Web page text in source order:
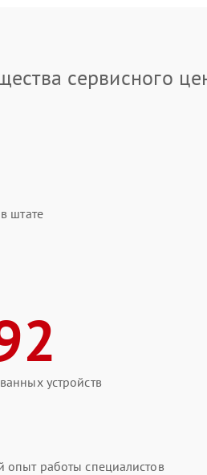
сервисного
штате
устройств
опыт работы специалистов